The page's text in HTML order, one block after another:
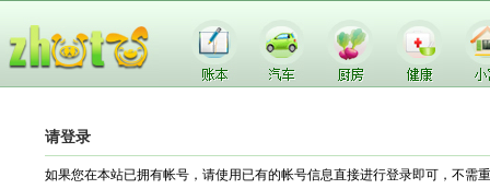
请登录
如果您在本站已拥有帐号，请使用已有的帐号信息直接进行登录即可，不需